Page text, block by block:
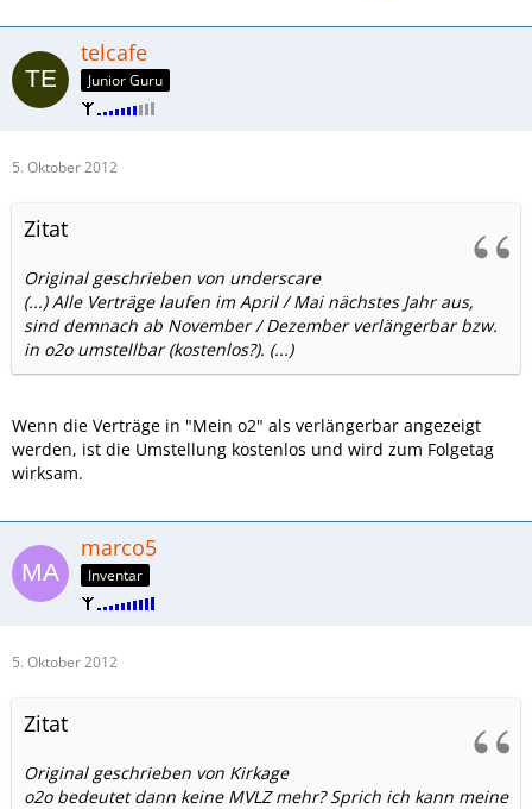
telcafe
Junior Guru
5. Oktober 2012
Zitat
Original geschrieben von underscare
(...) Alle Verträge laufen im April / Mai nächstes Jahr aus,
sind demnach ab November / Dezember verlängerbar bzw.
in o2o umstellbar (kostenlos?). (...)
Wenn die Verträge in "Mein o2" als verlängerbar angezeigt
werden, ist die Umstellung kostenlos und wird zum Folgetag
wirksam.
marco5
Inventar
5. Oktober 2012
Zitat
Original geschrieben von Kirkage
o2o bedeutet dann keine MVLZ mehr? Sprich ich kann meine